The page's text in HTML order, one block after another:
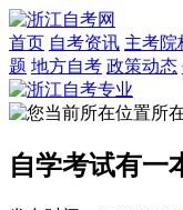
首页 自考资讯 主考院
题 地方自考 政策动态
所
自学考试有一